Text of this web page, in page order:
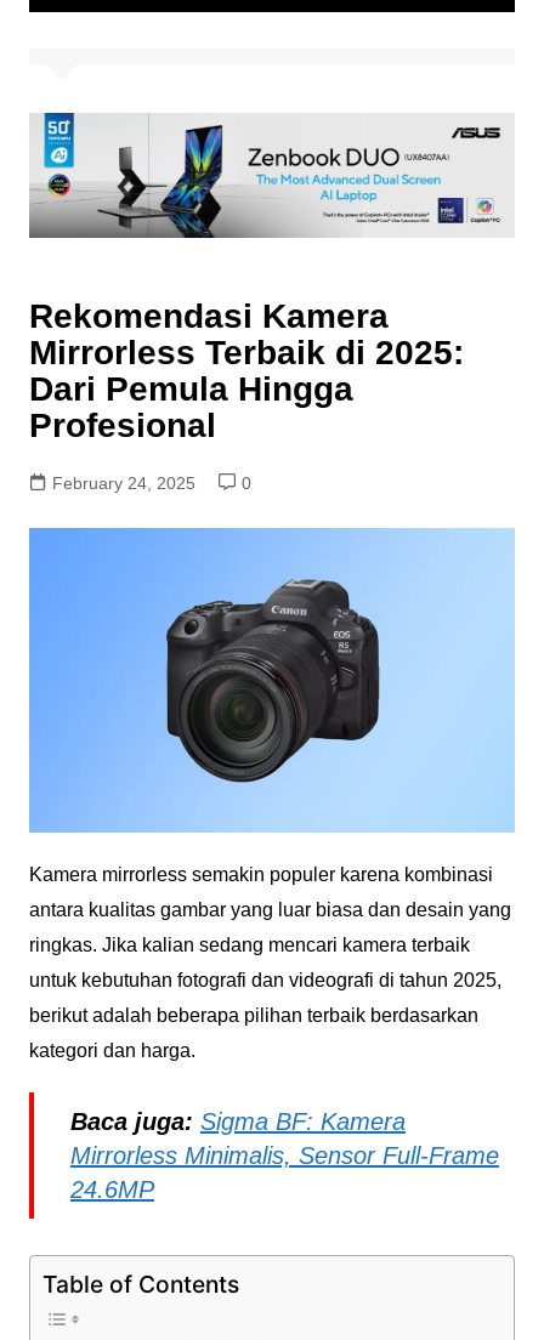
Rekomendasi Kamera
Mirrorless Terbaik di 2025:
Dari Pemula Hingga
Profesional
February 24, 2025 0
Kamera mirrorless semakin populer karena kombinasi
antara kualitas gambar yang luar biasa dan desain yang
ringkas. Jika kalian sedang mencari kamera terbaik
untuk kebutuhan fotografi dan videografi di tahun 2025,
berikut adalah beberapa pilihan terbaik berdasarkan
kategori dan harga.
Baca juga: Sigma BF: Kamera
Mirrorless Minimalis, Sensor Full-Frame
24.6MP
Table of Contents